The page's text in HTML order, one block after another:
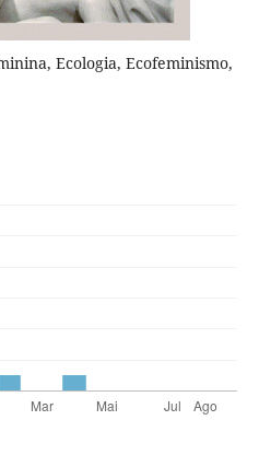
Ecologia, Ecofeminismo,